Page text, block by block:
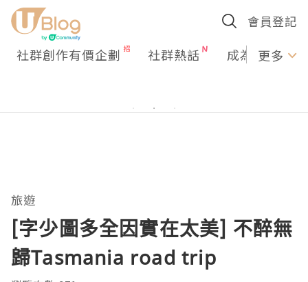
會員登記
社群創作有價企劃 社群熱話 成為U更多
旅遊
[字少圖多全因實在太美] 不醉無
歸Tasmania road trip